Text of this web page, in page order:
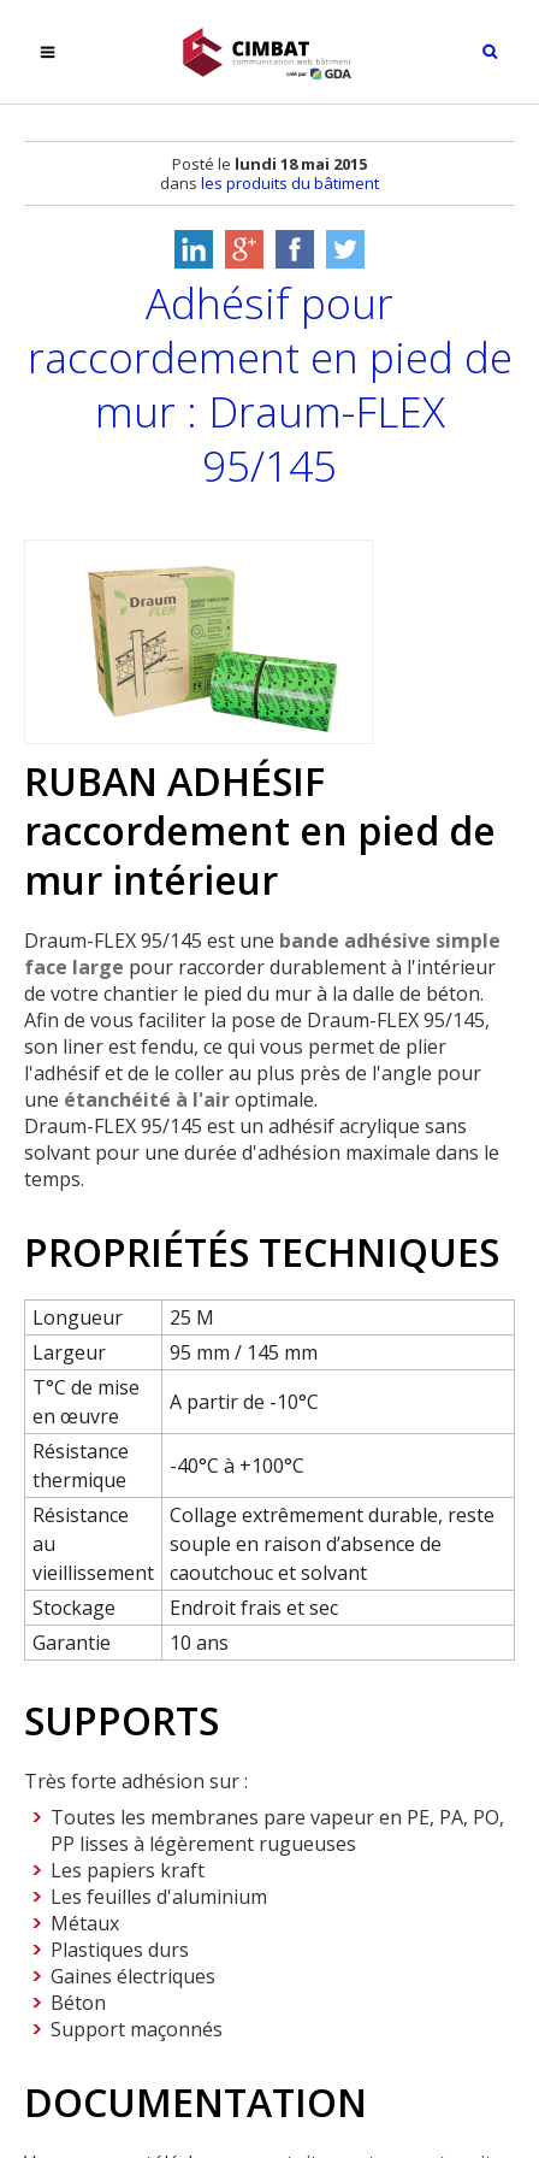
Posté le lundi 18 mai 2015
dans les produits du bâtiment
Adhésif pour
raccordement en pied de
mur : Draum-FLEX
95/145
RUBAN ADHÉSIF
raccordement en pied de
mur intérieur
Draum-FLEX 95/145 est une bande adhésive simple
face large pour raccorder durablement à l'intérieur
de votre chantier le pied du mur à la dalle de béton.
Afin de vous faciliter la pose de Draum-FLEX 95/145,
son liner est fendu, ce qui vous permet de plier
l'adhésif et de le coller au plus près de l'angle pour
une étanchéité à l'airoptimale.
Draum-FLEX 95/145 est un adhésif acrylique sans
solvant pour une durée d'adhésion maximale dans le
temps.
PROPRIÉTÉS TECHNIQUES
Longueur
25 M
Largeur
95 mm / 145 mm
T°C de mise
en œuvre
A partir de -10°C
Résistance
thermique
-40°C à +100°C
Résistance
au
vieillissement
Collage extrêmement durable, reste
souple en raison d’absence de
caoutchouc et solvant
Stockage
Endroit frais et sec
Garantie
10 ans
SUPPORTS
Très forte adhésion sur :
Toutes les membranes pare vapeur en PE, PA, PO,
PP lisses à légèrement rugueuses
Les papiers kraft
Les feuilles d'aluminium
Métaux
Plastiques durs
Gaines électriques
Béton
Support maçonnés
DOCUMENTATION